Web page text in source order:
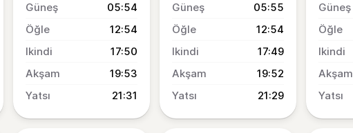
05:54
12:54
17:50
19:53
21:31
05:55
12:54
17:49
19:52
21:29